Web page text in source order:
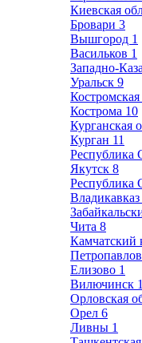
Киевская
Бровари 3
Вышгород 1
Васильков 1
Западно-
Уральск 9
Костромская
Кострома 10
Курганская
Курган 11
Республика
Якутск 8
Республика
Владикавказ
Чита 8
Камчатский
Елизово 1
Вилючинск 1
Орловская
Орел 6
Ливны 1